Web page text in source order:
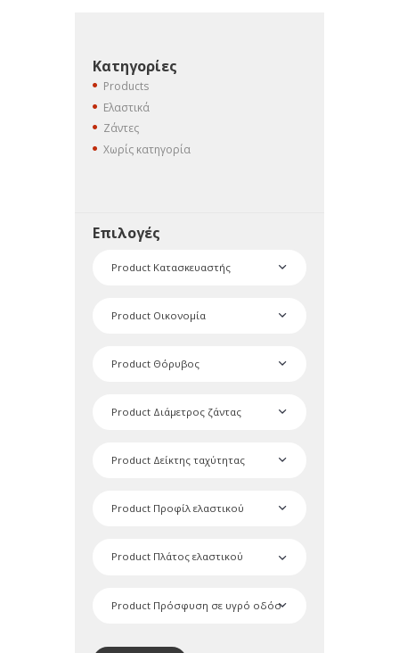
Κατηγορίες
Products
Ελαστικά
Ζάντες
Χωρίς κατηγορία
Επιλογές